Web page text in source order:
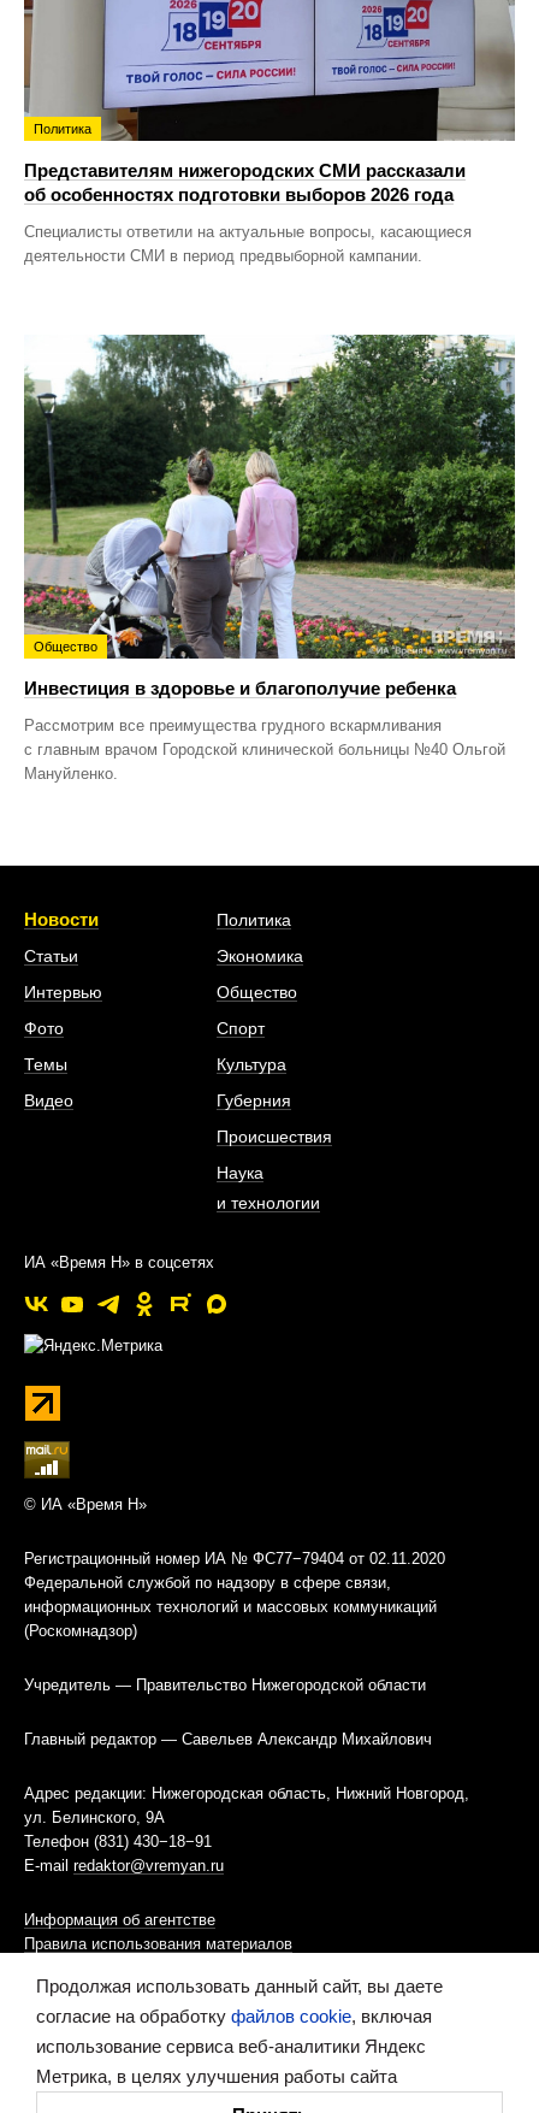
Политика
Представителям нижегородских СМИ рассказали
об особенностях подготовки выборов 2026 года
Специалисты ответили на актуальные вопросы, касающиеся
деятельности СМИ в период предвыборной кампании.
Общество
Инвестиция в здоровье и благополучие ребенка
Рассмотрим все преимущества грудного вскармливания
с главным врачом Городской клинической больницы №40 Ольгой
Мануйленко.
Новости
Статьи
Интервью
Фото
Темы
Видео
Политика
Экономика
Общество
Спорт
Культура
Губерния
Происшествия
Наука
и технологии
ИА «Время Н» в соцсетях
© ИА «Время Н»
Регистрационный номер ИА № ФС77−79404 от 02.11.2020
Федеральной службой по надзору в сфере связи,
информационных технологий и массовых коммуникаций
(Роскомнадзор)
Учредитель — Правительство Нижегородской области
Главный редактор — Савельев Александр Михайлович
Адрес редакции: Нижегородская область, Нижний Новгород,
ул. Белинского, 9А
Телефон (831) 430−18−91
E-mail redaktor@vremyan.ru
Информация об агентстве
Правила использования материалов
Информационная политика использования «cookies»-файлов
Ресурс содержит материалы 16+
Продолжая использовать данный сайт, вы даете
согласие на обработку файлов cookie, включая
использование сервиса веб-аналитики Яндекс
Метрика, в целях улучшения работы сайта